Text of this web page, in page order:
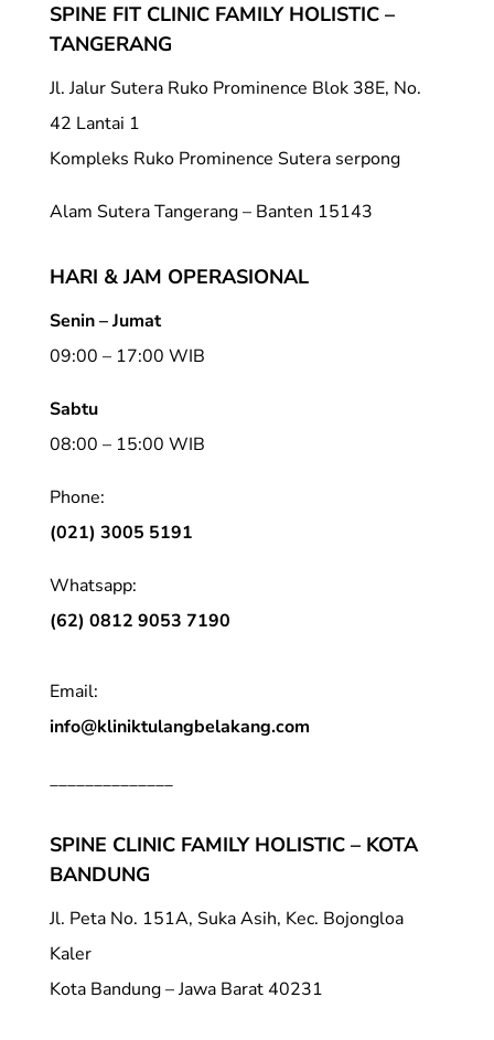
SPINE FIT CLINIC FAMILY HOLISTIC –
TANGERANG
Jl. Jalur Sutera Ruko Prominence Blok 38E, No.
42 Lantai 1
Kompleks Ruko Prominence Sutera serpong
Alam Sutera Tangerang – Banten 15143
HARI & JAM OPERASIONAL
Senin – Jumat
09:00 – 17:00 WIB
Sabtu
08:00 – 15:00 WIB
Phone:
(021) 3005 5191
Whatsapp:
(62) 0812 9053 7190
Email:
info@kliniktulangbelakang.com
______________
SPINE CLINIC FAMILY HOLISTIC – KOTA
BANDUNG
Jl. Peta No. 151A, Suka Asih, Kec. Bojongloa
Kaler
Kota Bandung – Jawa Barat 40231